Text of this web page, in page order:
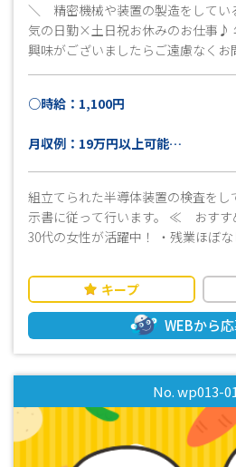
＼ 精密機械や装置の製造をしてい
気の日勤×土日祝お休みのお仕事♪ 年間休日120日以上！！
興味がございましたらご遠慮なくお
(^▽^)/ ご応募心よりお待ちしていま
○時給：1,100円
月収例：19万円以上可能
組立てられた半導体装置の検査を
示書に従って行います。 ≪ おすすめポイント！ ≫ ・20～
30代の女性が活躍中！ ・残業ほぼ
がついているので安心♪ ◎未経験の
歓迎！ ◎資格不問 ◎事前に工場見学
を確認できて安心して就業できます！ ◎年間休日120
上！ ◎大型連休もあるのでプライ
保！ ・先輩スタッフが丁寧にサポートしますので、ブランク
のある方でもスムーズに始められ
かり稼げる ・長期勤務可能な方大
を初めてすぐの時や急な出費の時も安心です ■ま
にお問い合わせください！■ 皆様
おります！(^^)/
キープ
WEBから
No. wp013-